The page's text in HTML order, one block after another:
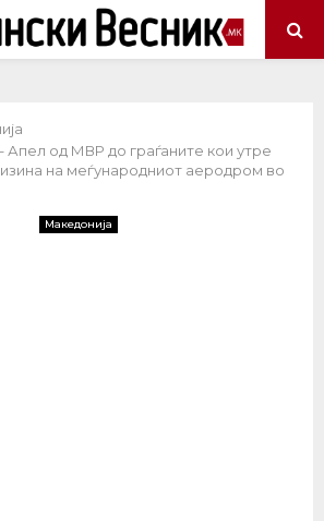
Апел од МВР до граѓаните кои утре
на меѓународниот аеродром во
Македонија